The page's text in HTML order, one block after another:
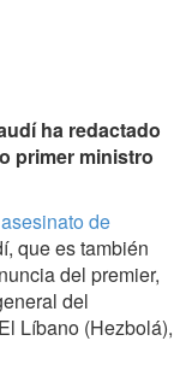
ha redactado
primer ministro
de
que es también
del premier,
del
Líbano (Hezbolá),